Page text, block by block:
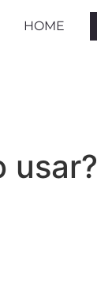
HOME
usar?